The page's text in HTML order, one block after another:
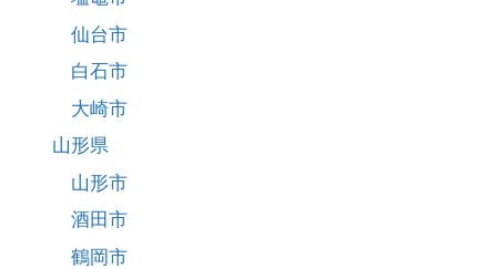
仙台市
白石市
大崎市
山形県
山形市
酒田市
鶴岡市